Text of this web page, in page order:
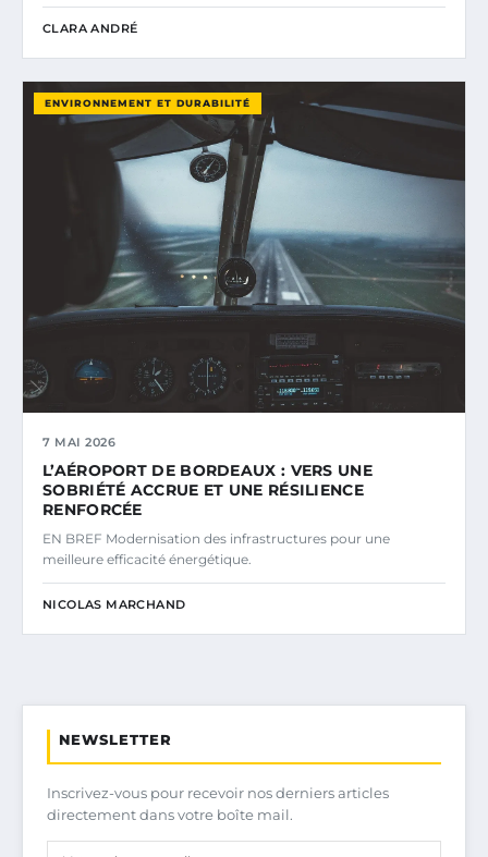
CLARA ANDRÉ
ENVIRONNEMENT ET DURABILITÉ
7 MAI 2026
L’AÉROPORT DE BORDEAUX : VERS UNE
SOBRIÉTÉ ACCRUE ET UNE RÉSILIENCE
RENFORCÉE
EN BREF Modernisation des infrastructures pour une
meilleure efficacité énergétique.
NICOLAS MARCHAND
NEWSLETTER
Inscrivez-vous pour recevoir nos derniers articles
directement dans votre boîte mail.